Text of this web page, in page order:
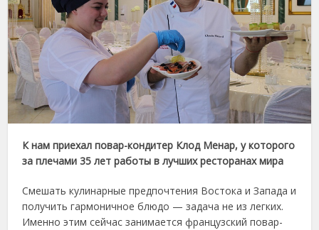
К нам приехал повар-кондитер Клод Менар, у которого
за плечами 35 лет работы в лучших ресторанах мира
Смешать кулинарные предпочтения Востока и Запада и
получить гармоничное блюдо — задача не из легких.
Именно этим сейчас занимается французский повар-